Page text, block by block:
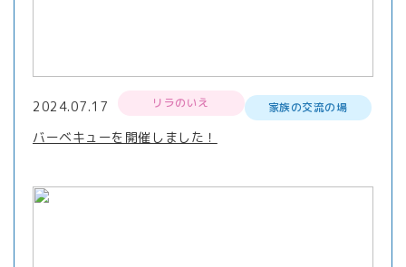
2024.07.17 リラのいえ 家族の交流の場
バーベキューを開催しました！